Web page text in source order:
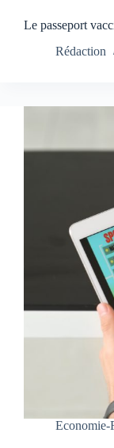
Le passeport
Rédaction
Economie-